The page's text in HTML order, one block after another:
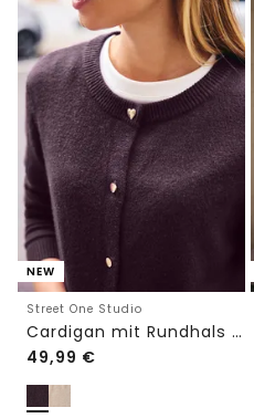
NEW
Street One Studio
Cardigan mit Rundhals und Knöpfen
49,99 €